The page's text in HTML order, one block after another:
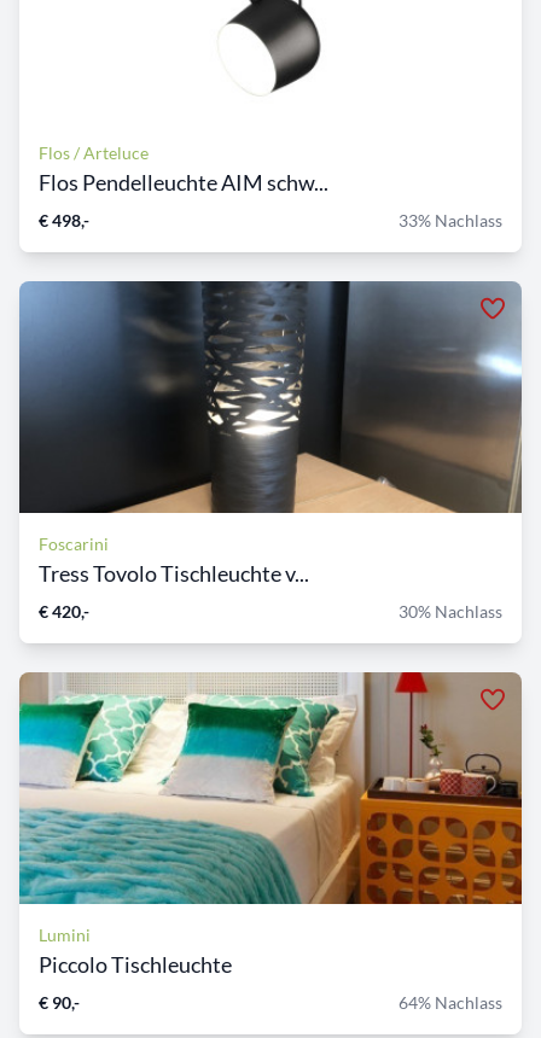
Flos / Arteluce
Flos Pendelleuchte AIM schw...
€ 498,- 33% Nachlass
Foscarini
Tress Tovolo Tischleuchte v...
€ 420,- 30% Nachlass
Lumini
Piccolo Tischleuchte
€ 90,- 64% Nachlass